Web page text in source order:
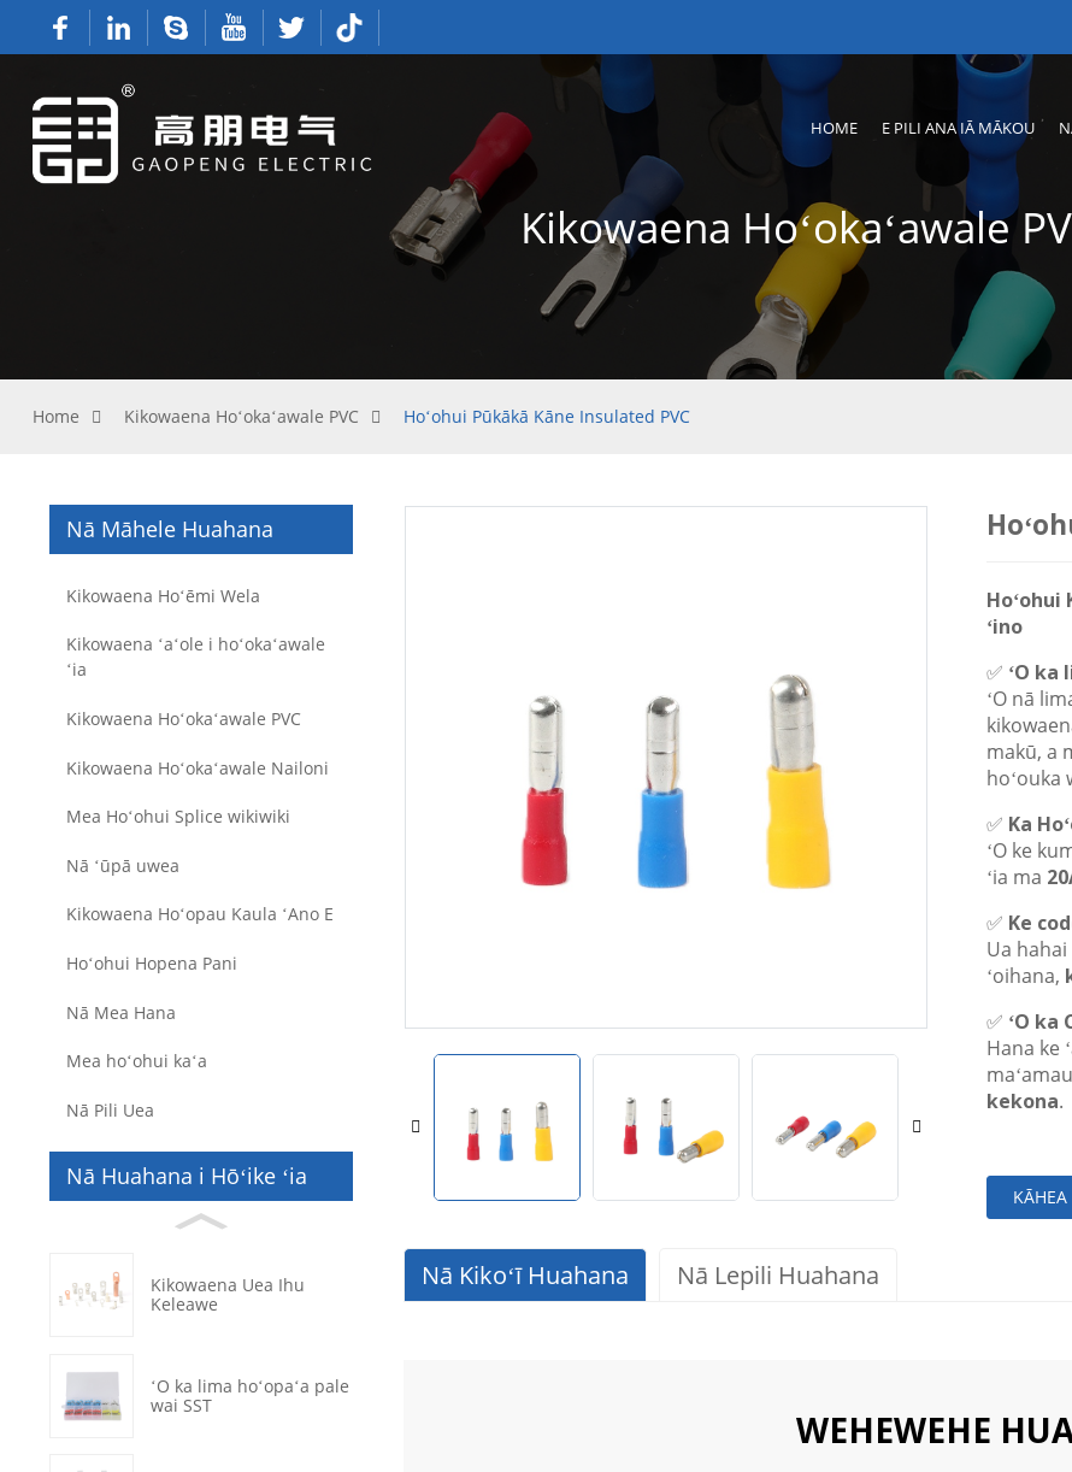
HOME E PILI ANA IĀ MĀKOU
Kikowaena Hoʻokaʻawale
Home Kikowaena Hoʻokaʻawale PVC Hoʻohui Pūkākā Kāne Insulated PVC
Nā Māhele Huahana
Kikowaena Hoʻēmi Wela
Kikowaena ʻaʻole i hoʻokaʻawale
ʻia
Kikowaena Hoʻokaʻawale PVC
Kikowaena Hoʻokaʻawale Nailoni
Mea Hoʻohui Splice wikiwiki
Nā ʻūpā uwea
Kikowaena Hoʻopau Kaula ʻAno E
Hoʻohui Hopena Pani
Nā Mea Hana
Mea hoʻohui kaʻa
Nā Pili Uea
Nā Huahana i Hōʻike ʻia
Kikowaena Uea Ihu
Keleawe
ʻO ka lima hoʻopaʻa pale
wai SST
Hoʻohui
ʻino
✅ ʻO ka
ʻO nā
makū, a
hoʻouka
✅ Ka
ʻO ke
ʻia ma
✅ Ke
Ua
ʻoihana,
✅ ʻO ka
Hana ke
kekona.
Nā Kikoʻī Huahana Nā Lepili Huahana
WEHEWEHE